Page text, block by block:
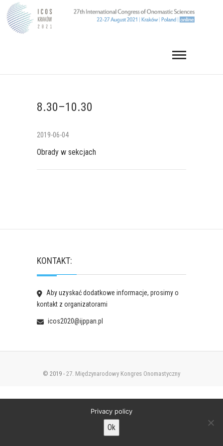
Skip
content
8.30–10.30
2019-06-04
Obrady w sekcjach
KONTAKT:
Aby uzyskać dodatkowe informacje, prosimy o
kontakt z organizatorami
icos2020@ijppan.pl
© 2019 - 27. Międzynarodowy Kongres Onomastyczny
Privacy policy
Ok